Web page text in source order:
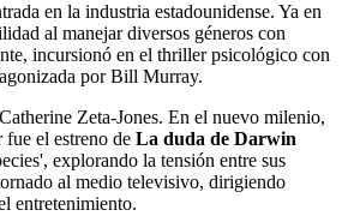
en la industria estadounidense. Ya en
al manejar diversos géneros con
incursionó en el thriller psicológico con
por Bill Murray.
Zeta-Jones. En el nuevo milenio,
el estreno de La duda de Darwin
explorando la tensión entre sus
al medio televisivo, dirigiendo
entretenimiento.